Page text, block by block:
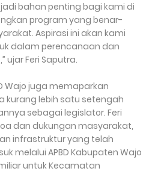
bahan penting bagi kami di
program yang benar-
Aspirasi ini akan kami
dalam perencanaan dan
ujar Feri Saputra.
Wajo juga memaparkan
kurang lebih satu setengah
sebagai legislator. Feri
dan dukungan masyarakat,
infrastruktur yang telah
melalui APBD Kabupaten Wajo
untuk Kecamatan